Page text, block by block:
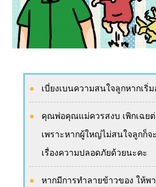
เบี่ยงเบนความสนใจลูกหากเริ่
คุณพ่อคุณแม่ควรสงบ เพิกเฉย
เพราะหากผู้ใหญ่ไม่สนใจลูกก็จ
เรื่องความปลอดภัยด้วยนะคะ
หากมีการทำลายข้าวของ ให้พ